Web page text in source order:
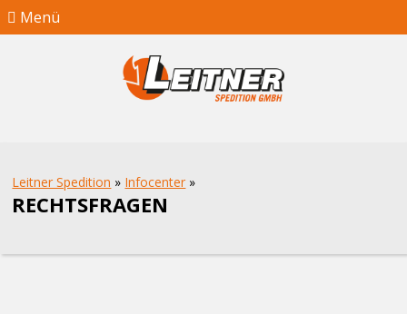
Menü
Leitner Spedition » Infocenter »
RECHTSFRAGEN